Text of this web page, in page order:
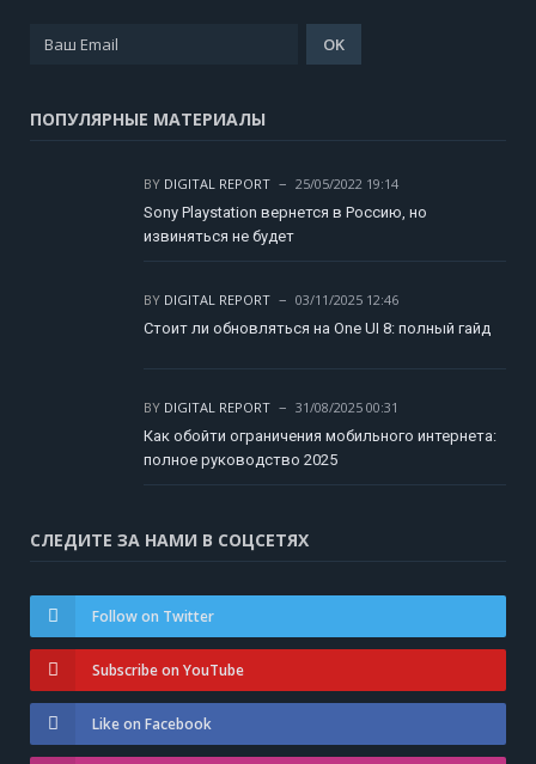
ПОПУЛЯРНЫЕ МАТЕРИАЛЫ
BY DIGITAL REPORT
25/05/2022 19:14
Sony Playstation вернется в Россию, но
извиняться не будет
BY DIGITAL REPORT
03/11/2025 12:46
Стоит ли обновляться на One UI 8: полный гайд
BY DIGITAL REPORT
31/08/2025 00:31
Как обойти ограничения мобильного интернета:
полное руководство 2025
СЛЕДИТЕ ЗА НАМИ В СОЦСЕТЯХ
Follow on Twitter
Subscribe on YouTube
Like on Facebook